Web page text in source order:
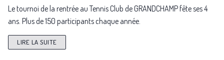
Le tournoi de la rentrée au Tennis Club de GRANDCHAMP fête ses 4
ans. Plus de 150 participants chaque année.
LIRE LA SUITE